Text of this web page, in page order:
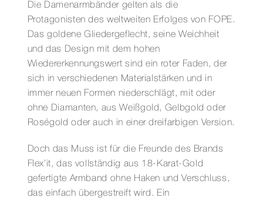
Die Damenarmbänder gelten als die
Protagonisten des weltweiten Erfolges von FOPE.
Das goldene Gliedergeflecht, seine Weichheit
und das Design mit dem hohen
Wiedererkennungswert sind ein roter Faden, der
sich in verschiedenen Materialstärken und in
immer neuen Formen niederschlägt, mit oder
ohne Diamanten, aus Weißgold, Gelbgold oder
Roségold oder auch in einer dreifarbigen Version.
Doch das Muss ist für die Freunde des Brands
Flex’it, das vollständig aus 18-Karat-Gold
gefertigte Armband ohne Haken und Verschluss,
das einfach übergestreift wird. Ein